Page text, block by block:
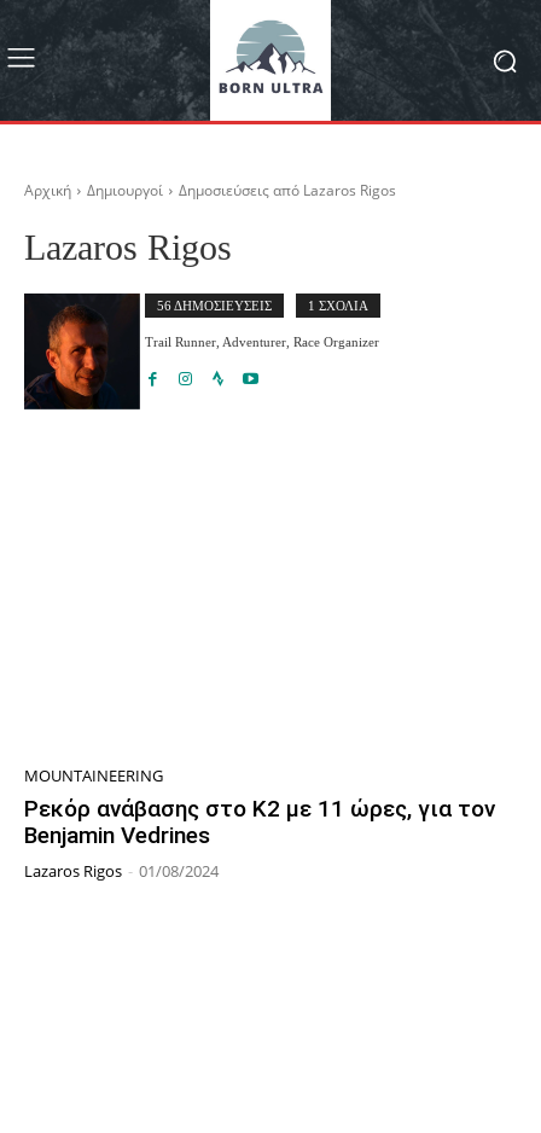
Αρχική Δημιουργοί Δημοσιεύσεις από Lazaros Rigos
Lazaros Rigos
56 ΔΗΜΟΣΙΕΥΣΕΙΣ 1 ΣΧΟΛΙΑ
Trail Runner, Adventurer, Race Organizer
MOUNTAINEERING
Ρεκόρ ανάβασης στο Κ2 με 11 ώρες, για τον
Benjamin Vedrines
Lazaros Rigos - 01/08/2024